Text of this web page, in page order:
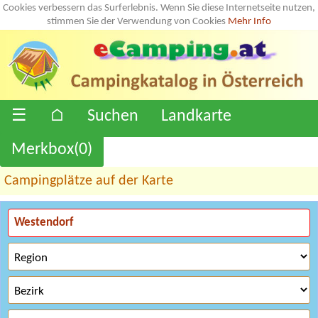
Cookies verbessern das Surferlebnis. Wenn Sie diese Internetseite nutzen,
stimmen Sie der Verwendung von Cookies Mehr Info
☰ ⌂ Suchen
Landkarte
Merkbox(0)
Campingplätze auf der Karte